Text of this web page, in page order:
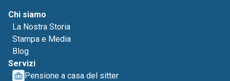
Chi siamo
La Nostra Storia
Stampa e Media
Blog
Servizi
Pensione a casa del sitter